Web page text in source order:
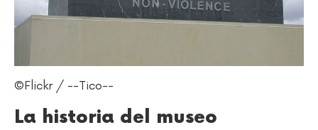
©Flickr / --Tico--
La historia del museo